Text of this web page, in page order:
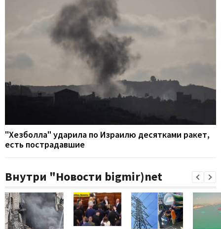
"Хезболла" ударила по Израилю десятками ракет,
есть пострадавшие
Внутри "Новости bigmir)net